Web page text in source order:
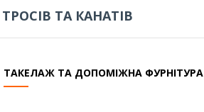
ТА КАНАТІВ
ТАКЕЛАЖ ТА ДОПОМІЖНА ФУРНІТУРА